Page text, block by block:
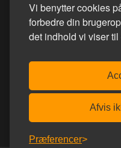
Vi benytter cookies
forbedre din
det indhold vi viser til
Afvis
Præferencer